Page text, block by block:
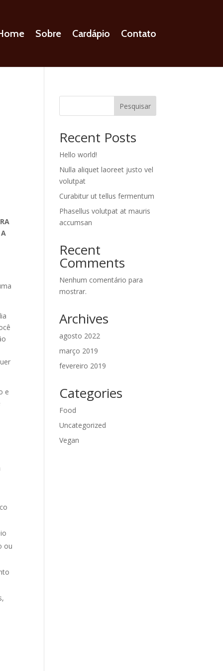
Sobre Cardápio Contato
e
ou
Pesquisar
Recent Posts
Hello world!
Nulla aliquet laoreet justo vel
volutpat
Curabitur ut tellus fermentum
Phasellus volutpat at mauris
accumsan
Recent
Comments
Nenhum comentário para
mostrar.
Archives
agosto 2022
março 2019
fevereiro 2019
Categories
Food
Uncategorized
Vegan